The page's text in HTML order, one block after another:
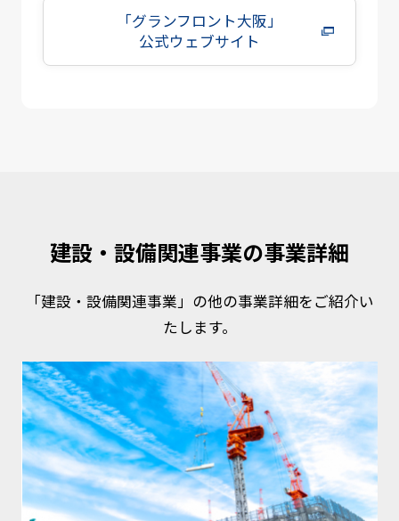
「グランフロント大阪」
公式ウェブサイト
建設・設備関連事業の事業詳細
「建設・設備関連事業」の他の事業詳細をご紹介い
たします。